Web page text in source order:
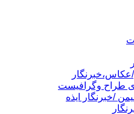
عکاس،خبرنگار
طراح وگرافیست
/خبرنگار ایذه